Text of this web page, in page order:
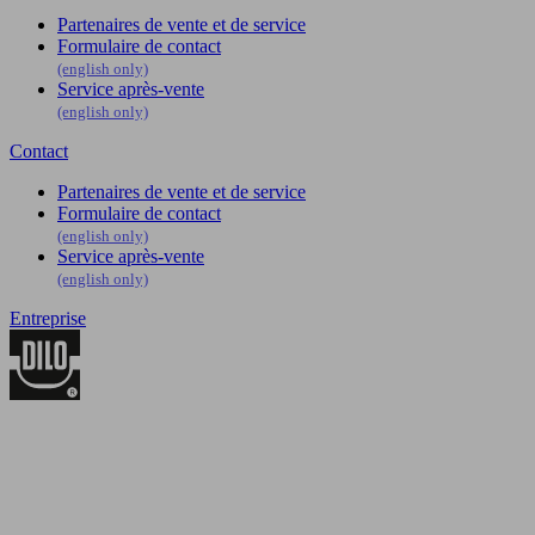
Partenaires de vente et de service
Formulaire de contact
(english only)
Service après-vente
(english only)
Contact
Partenaires de vente et de service
Formulaire de contact
(english only)
Service après-vente
(english only)
Entreprise